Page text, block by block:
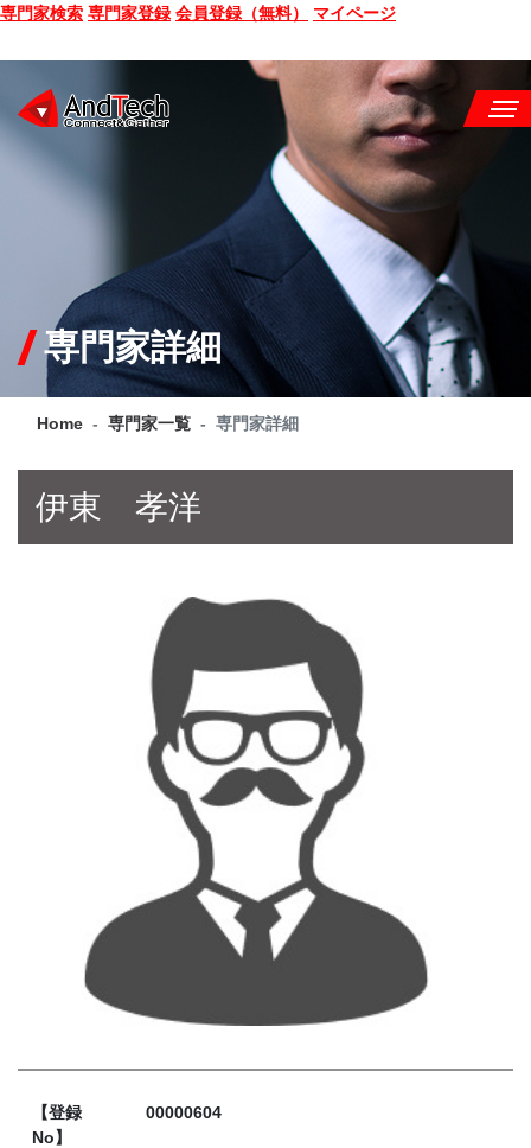
専門家検索 専門家登録 会員登録（無料） マイページ
CONSULTING
SERVICE
COMPANY
Q&A
専門家詳細
Home 専門家一覧 専門家詳細
伊東 孝洋
【登録
No】
00000604